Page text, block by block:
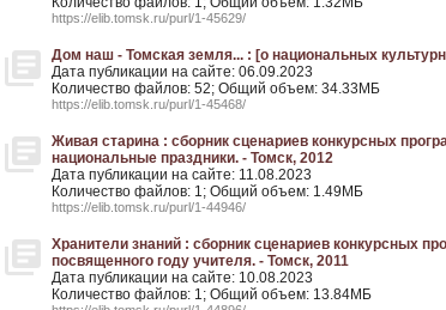
https://elib.tomsk.ru/purl/1-45629/
Дом наш - Томская земля... : [о национальных
Дата публикации на сайте: 06.09.2023
Количество файлов: 52; Общий объем: 34.33МБ
https://elib.tomsk.ru/purl/1-45468/
Живая старина : сборник сценариев конкурсных
национальные праздники. - Томск, 2012
Дата публикации на сайте: 11.08.2023
Количество файлов: 1; Общий объем: 1.49МБ
https://elib.tomsk.ru/purl/1-44946/
Хранители знаний : сборник сценариев конкурсных
посвященного году учителя. - Томск, 2011
Дата публикации на сайте: 10.08.2023
Количество файлов: 1; Общий объем: 13.84МБ